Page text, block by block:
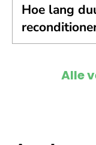
Hoe lang
Alle